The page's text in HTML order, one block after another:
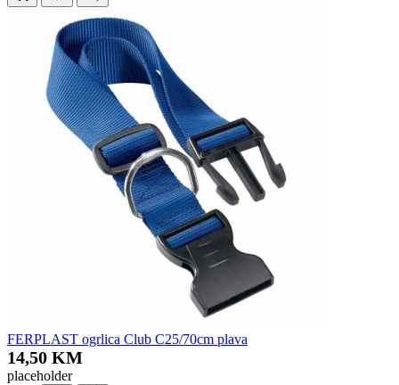
FERPLAST ogrlica Club C25/70cm plava
14,50 KM
placeholder